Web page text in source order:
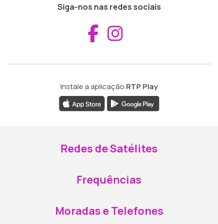
Siga-nos nas redes sociais
Aceder ao
Instale a aplicação RTP Play
Redes de Satélites
Frequências
Moradas e Telefones